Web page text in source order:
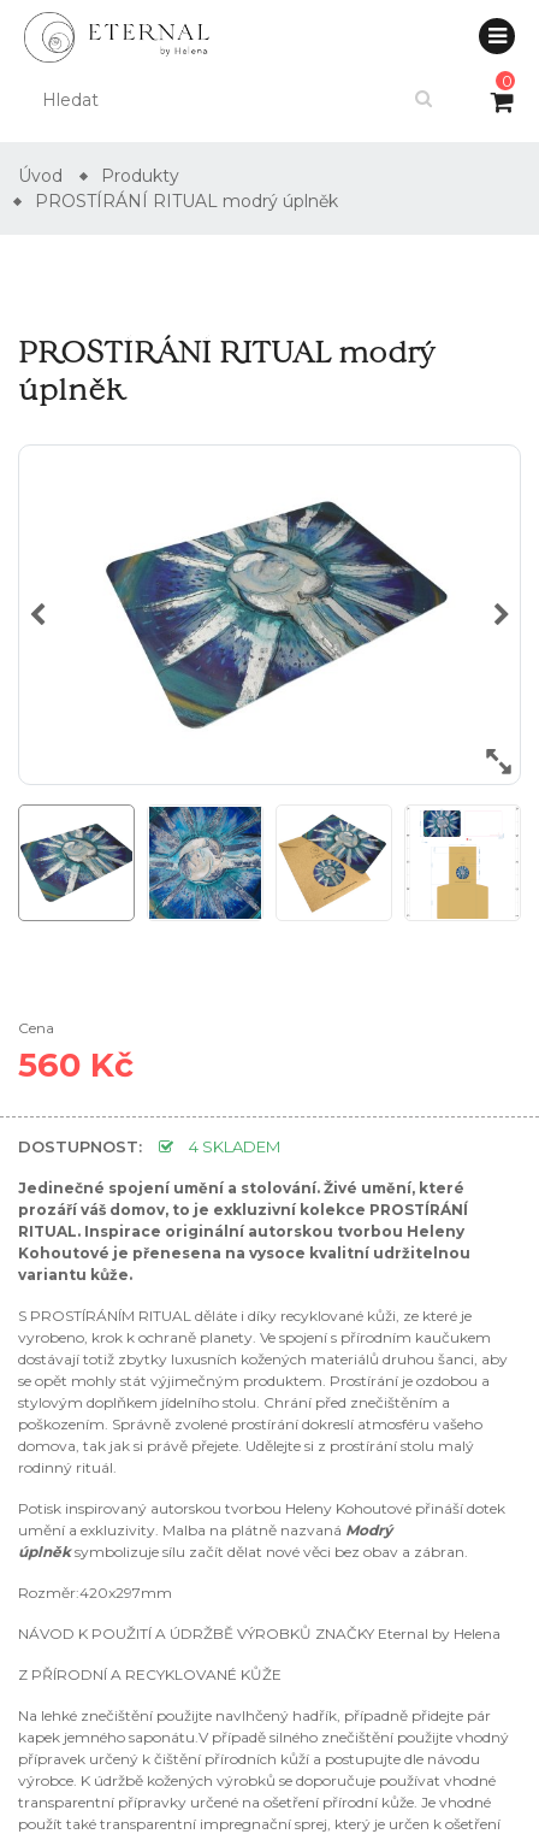
0
Úvod
Produkty
PROSTÍRÁNÍ RITUAL modrý úplněk
PROSTÍRÁNÍ RITUAL modrý
úplněk
Cena
560 Kč
DOSTUPNOST: 4 SKLADEM
Jedinečné spojení umění a stolování. Živé umění, které
prozáří váš domov, to je exkluzivní kolekce PROSTÍRÁNÍ
RITUAL. Inspirace originální autorskou tvorbou Heleny
Kohoutové je přenesena na vysoce kvalitní udržitelnou
variantu kůže.
S PROSTÍRÁNÍM RITUAL děláte i díky recyklované kůži, ze které je
vyrobeno, krok k ochraně planety. Ve spojení s přírodním kaučukem
dostávají totiž zbytky luxusních kožených materiálů druhou šanci, aby
se opět mohly stát výjimečným produktem. Prostírání je ozdobou a
stylovým doplňkem jídelního stolu. Chrání před znečištěním a
poškozením. Správně zvolené prostírání dokreslí atmosféru vašeho
domova, tak jak si právě přejete. Udělejte si z prostírání stolu malý
rodinný rituál.
Potisk inspirovaný autorskou tvorbou Heleny Kohoutové přináší dotek
umění a exkluzivity. Malba na plátně nazvaná Modrý
úplněksymbolizuje sílu začít dělat nové věci bez obav a zábran.
Rozměr:420x297mm
NÁVOD K POUŽITÍ A ÚDRŽBĚ VÝROBKŮ ZNAČKY Eternal by Helena
Z PŘÍRODNÍ A RECYKLOVANÉ KŮŽE
Na lehké znečištění použijte navlhčený hadřík, případně přidejte pár
kapek jemného saponátu.V případě silného znečištění použijte vhodný
přípravek určený k čištění přírodních kůží a postupujte dle návodu
výrobce. K údržbě kožených výrobků se doporučuje používat vhodné
transparentní přípravky určené na ošetření přírodní kůže. Je vhodné
použít také transparentní impregnační sprej, který je určen k ošetření